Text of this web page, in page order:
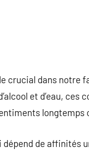
crucial dans notre
et d’eau,
longtemps
de affinités